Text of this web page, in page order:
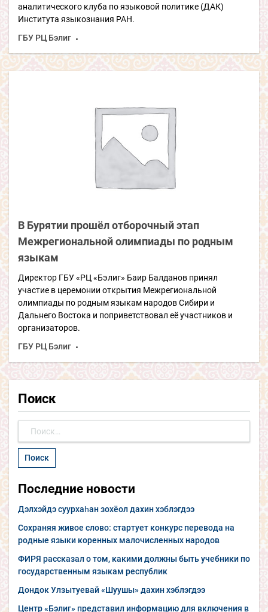
аналитического клуба по языковой политике (ДАК)
Института языкознания РАН.
ГБУ РЦ Бэлиг
В Бурятии прошёл отборочный этап
Межрегиональной олимпиады по родным
языкам
Директор ГБУ «РЦ «Бэлиг» Баир Балданов принял
участие в церемонии открытия Межрегиональной
олимпиады по родным языкам народов Сибири и
Дальнего Востока и поприветствовал её участников и
организаторов.
ГБУ РЦ Бэлиг
Поиск
Последние новости
Дэлхэйдэ суурхаһан зохёол дахин хэблэгдээ
Сохраняя живое слово: стартует конкурс перевода на
родные языки коренных малочисленных народов
ФИРЯ рассказал о том, какими должны быть учебники по
государственным языкам республик
Дондок Улзытуевай «Шуушы» дахин хэблэгдээ
Центр «Бэлиг» представил информацию для включения в